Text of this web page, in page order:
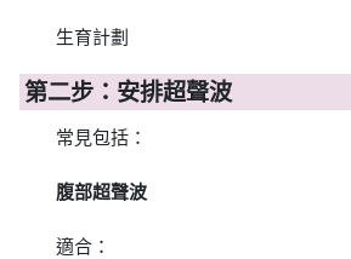
生育計劃
第二步：安排超聲波
常見包括：
腹部超聲波
適合：